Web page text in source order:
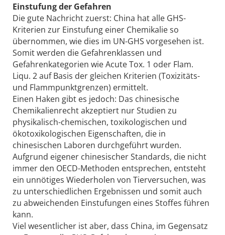
Einstufung der Gefahren
Die gute Nachricht zuerst: China hat alle GHS-
Kriterien zur Einstufung einer Chemikalie so
übernommen, wie dies im UN-GHS vorgesehen ist.
Somit werden die Gefahrenklassen und
Gefahrenkategorien wie Acute Tox. 1 oder Flam.
Liqu. 2 auf Basis der gleichen Kriterien (Toxizitäts-
und Flammpunktgrenzen) ermittelt.
Einen Haken gibt es jedoch: Das chinesische
Chemikalienrecht akzeptiert nur Studien zu
physikalisch-chemischen, toxikologischen und
ökotoxikologischen Eigenschaften, die in
chinesischen Laboren durchgeführt wurden.
Aufgrund eigener chinesischer Standards, die nicht
immer den OECD-Methoden entsprechen, entsteht
ein unnötiges Wiederholen von Tierversuchen, was
zu unterschiedlichen Ergebnissen und somit auch
zu abweichenden Einstufungen eines Stoffes führen
kann.
Viel wesentlicher ist aber, dass China, im Gegensatz